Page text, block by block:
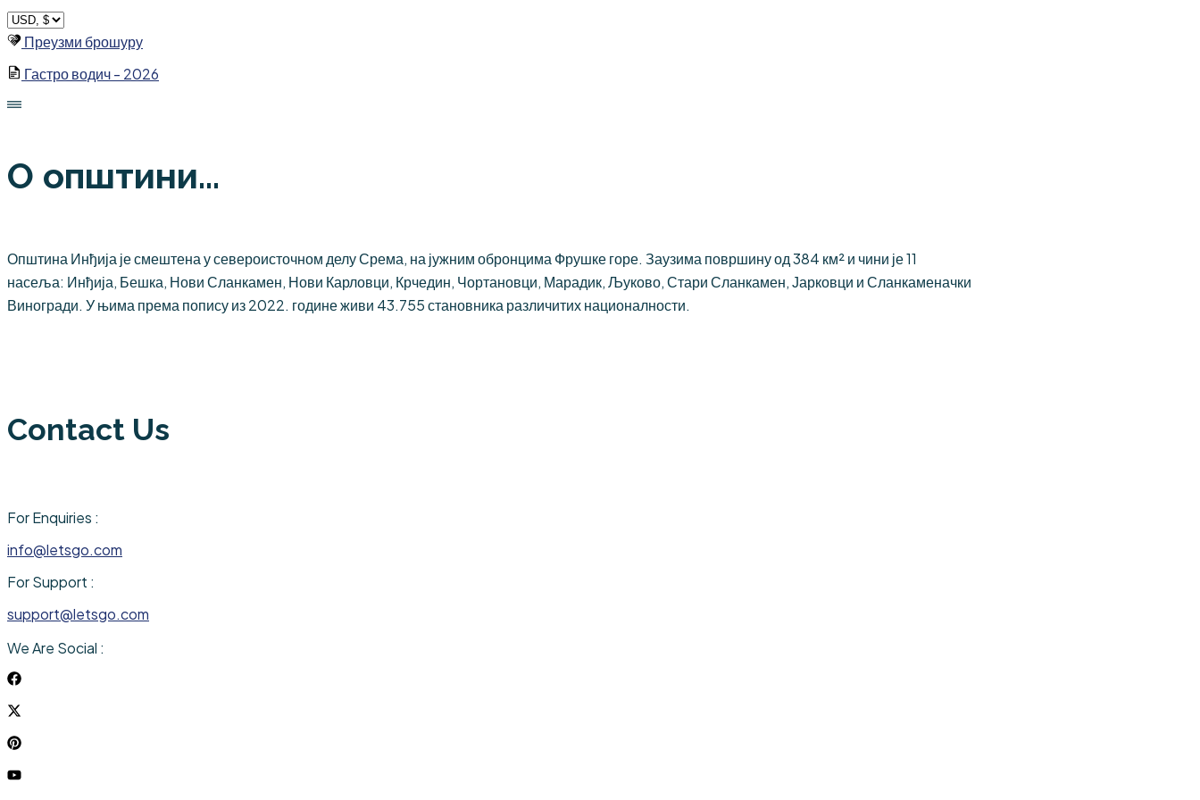
Skip
to
content
Преузми брошуру
Гастро водич - 2026
О општини...
Општина Инђија је смештена у североисточном делу Срема, на јужним обронцима Фрушке горе. Заузима површину од 384 км² и чини је 11
насеља: Инђија, Бешка, Нови Сланкамен, Нови Карловци, Крчедин, Чортановци, Марадик, Љуково, Стари Сланкамен, Јарковци и Сланкаменачки
Виногради. У њима према попису из 2022. године живи 43.755 становника различитих националности.
Contact Us
For Enquiries :
info@letsgo.com
For Support :
support@letsgo.com
We Are Social :